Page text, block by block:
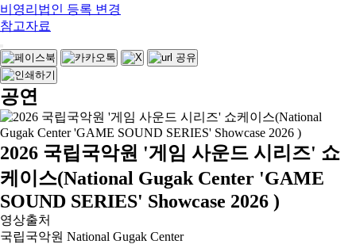
비영리법인 등록 변경
참고자료
공연
2026 국립국악원 '게임 사운드 시리즈' 쇼
케이스(National Gugak Center 'GAME
SOUND SERIES' Showcase 2026 )
영상출처
국립국악원 National Gugak Center